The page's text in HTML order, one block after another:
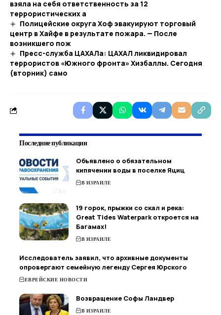
взяла на себя ответственность за 12
террористических а
Полицейские округа Хоф эвакуируют торговый
центр в Хайфе в результате пожара. — После
возникшего пож
Пресс-служба ЦАХАЛа: ЦАХАЛ ликвидировал
террористов «Южного фронта» Хизбаллы. Сегодня
(вторник) само
Последние публикации
Объявлено о обязательном
кипячении воды в поселке Яциц
В ИЗРАИЛЕ
19 горок, прыжки со скал и река:
Great Tides Waterpark откроется на
Багамах!
В ИЗРАИЛЕ
Исследователь заявил, что архивные документы
опровергают семейную легенду Сергея Юрского
ЕВРЕЙСКИЕ НОВОСТИ
Возвращение Софы Ландвер
В ИЗРАИЛЕ